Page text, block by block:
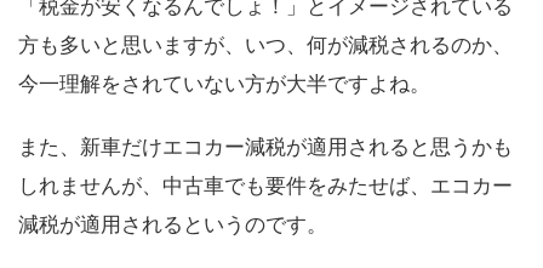
「税金が安くなるんでしょ！」とイメージされている
方も多いと思いますが、いつ、何が減税されるのか、
今一理解をされていない方が大半ですよね。
また、新車だけエコカー減税が適用されると思うかも
しれませんが、中古車でも要件をみたせば、エコカー
減税が適用されるというのです。